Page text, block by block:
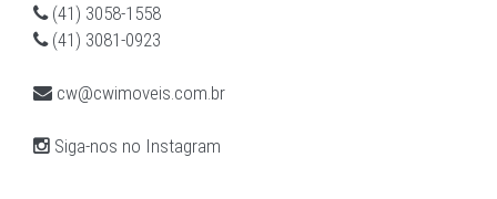
(41) 3058-1558
(41) 3081-0923
cw@cwimoveis.com.br
Siga-nos no Instagram